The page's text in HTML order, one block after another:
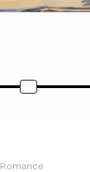
Romance